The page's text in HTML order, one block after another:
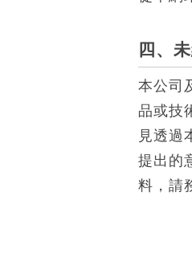
四、
本公司
品或技
見透過
提出的
料，請